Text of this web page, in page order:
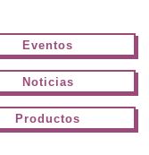
Eventos
Noticias
Productos